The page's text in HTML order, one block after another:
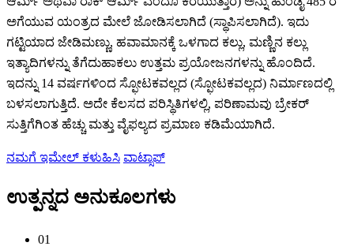
ಅಗೆಯುವ ಯಂತ್ರದ ಮೇಲೆ ಜೋಡಿಸಲಾಗಿದೆ (ಸ್ಥಾಪಿಸಲಾಗಿದೆ). ಇದು
ಗಟ್ಟಿಯಾದ ಜೇಡಿಮಣ್ಣು, ಹವಾಮಾನಕ್ಕೆ ಒಳಗಾದ ಕಲ್ಲು, ಮಣ್ಣಿನ ಕಲ್ಲು
ಇತ್ಯಾದಿಗಳನ್ನು ತೆಗೆದುಹಾಕಲು ಉತ್ತಮ ಪ್ರಯೋಜನಗಳನ್ನು ಹೊಂದಿದೆ.
ಇದನ್ನು 14 ವರ್ಷಗಳಿಂದ ಸ್ಫೋಟಕವಲ್ಲದ (ಸ್ಫೋಟಕವಲ್ಲದ) ನಿರ್ಮಾಣದಲ್ಲಿ
ಬಳಸಲಾಗುತ್ತಿದೆ. ಅದೇ ಕೆಲಸದ ಪರಿಸ್ಥಿತಿಗಳಲ್ಲಿ, ಪರಿಣಾಮವು ಬ್ರೇಕರ್
ಸುತ್ತಿಗೆಗಿಂತ ಹೆಚ್ಚು ಮತ್ತು ವೈಫಲ್ಯದ ಪ್ರಮಾಣ ಕಡಿಮೆಯಾಗಿದೆ.
ನಮಗೆ ಇಮೇಲ್ ಕಳುಹಿಸಿ ವಾಟ್ಸಾಪ್
ಉತ್ಪನ್ನದ ಅನುಕೂಲಗಳು
01